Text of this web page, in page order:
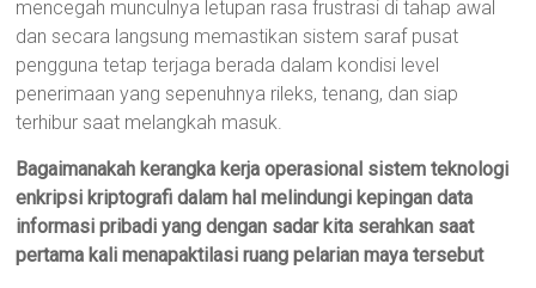
mencegah munculnya letupan rasa frustrasi di tahap awal
dan secara langsung memastikan sistem saraf pusat
pengguna tetap terjaga berada dalam kondisi level
penerimaan yang sepenuhnya rileks, tenang, dan siap
terhibur saat melangkah masuk.
Bagaimanakah kerangka kerja operasional sistem teknologi
enkripsi kriptografi dalam hal melindungi kepingan data
informasi pribadi yang dengan sadar kita serahkan saat
pertama kali menapaktilasi ruang pelarian maya tersebut